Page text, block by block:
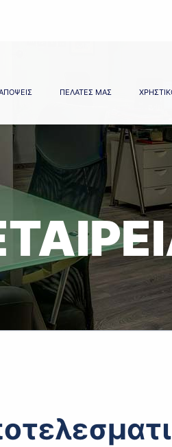
ΠΕΛΑΤΕΣ ΜΑΣ